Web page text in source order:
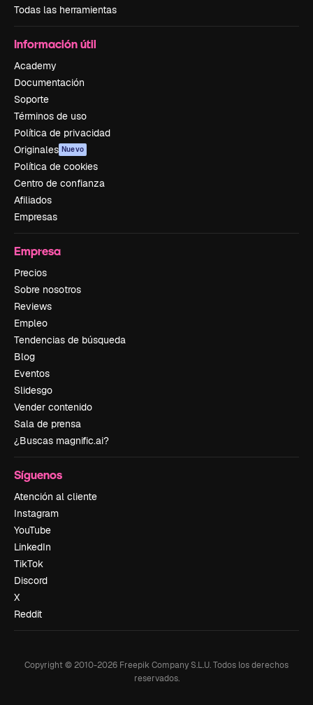
Todas las herramientas
Información útil
Academy
Documentación
Soporte
Términos de uso
Política de privacidad
Originales Nuevo
Política de cookies
Centro de confianza
Afiliados
Empresas
Empresa
Precios
Sobre nosotros
Reviews
Empleo
Tendencias de búsqueda
Blog
Eventos
Slidesgo
Vender contenido
Sala de prensa
¿Buscas magnific.ai?
Síguenos
Atención al cliente
Instagram
YouTube
LinkedIn
TikTok
Discord
X
Reddit
Copyright © 2010-2026 Freepik Company S.L.U.Todos los derechos
reservados.